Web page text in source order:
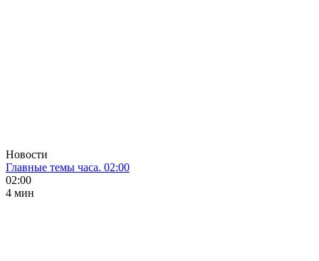
Новости
Главные темы часа. 02:00
02:00
4 мин